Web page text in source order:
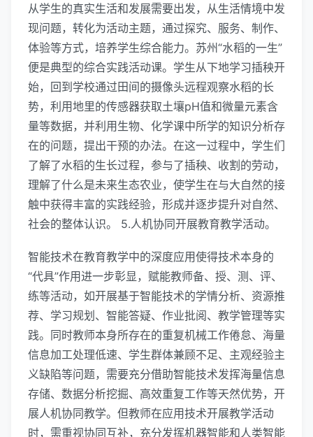
从学生的真实生活和发展需要出发，从生活情境中发
现问题，转化为活动主题，通过探究、服务、制作、
体验等方式，培养学生综合能力。苏州“水稻的一生”
便是典型的综合实践活动课。学生从下地学习插秧开
始，回到学校通过田间的摄像头远程观察水稻的长
势，利用地里的传感器获取土壤pH值和微量元素含
量等数据，并利用生物、化学课中所学的知识分析存
在的问题，提出干预的办法。在这一过程中，学生们
了解了水稻的生长过程，参与了插秧、收割的劳动，
理解了什么是未来生态农业，使学生在与大自然的接
触中获得丰富的实践经验，形成并逐步提升对自然、
社会的整体认识。 5.人机协同开展教育教学活动。
智能技术在教育教学中的深度应用使得技术本身的
“代具”作用进一步彰显，赋能教师备、授、测、评、
练等活动，如开展基于智能技术的学情分析、资源推
荐、学习规划、智能答疑、作业批阅、教学管理等实
践。同时教师本身所存在的重复机械工作倦怠、海量
信息加工处理低速、学生群体兼顾不足、主观经验主
义缺陷等问题，需要充分借助智能技术发挥海量信息
存储、数据分析挖掘、高效重复工作等天然优势，开
展人机协同教学。但教师在应用技术开展教学活动
时，需重视协同互补，充分发挥机器智能和人类智能